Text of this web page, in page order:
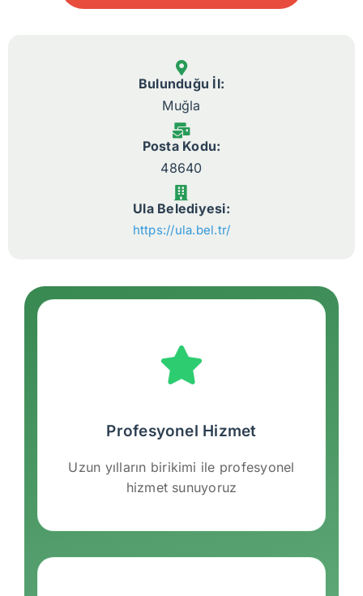
Bulunduğu İl:
Muğla
Posta Kodu:
48640
Ula Belediyesi:
https://ula.bel.tr/
Profesyonel Hizmet
Uzun yılların birikimi ile profesyonel
hizmet sunuyoruz